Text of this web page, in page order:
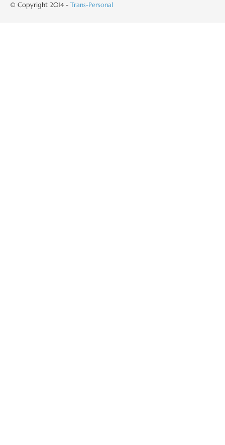
© Copyright 2014 - Trans-Personal